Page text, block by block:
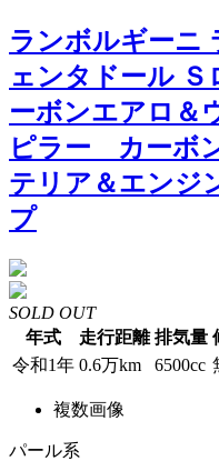
ランボルギーニ
ェンタドール
ーボンエアロ＆
ピラー カーボ
テリア＆エンジ
プ
SOLD OUT
年式
走行距離 排気量
令和1年 0.6万km 6500cc
複数画像
パール系